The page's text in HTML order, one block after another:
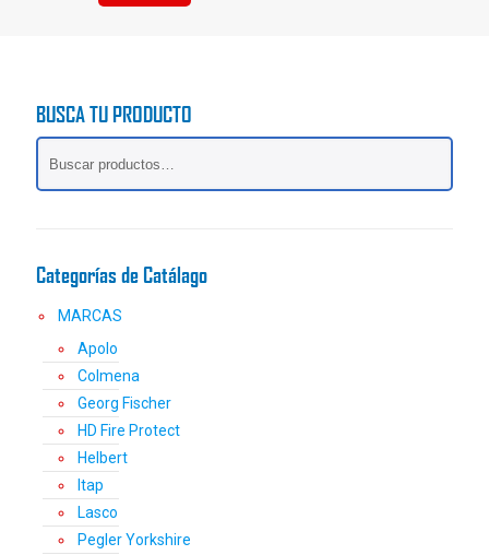
BUSCA TU PRODUCTO
Categorías de Catálago
MARCAS
Apolo
Colmena
Georg Fischer
HD Fire Protect
Helbert
Itap
Lasco
Pegler Yorkshire